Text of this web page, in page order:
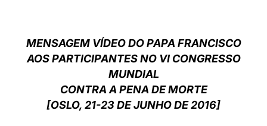
中文
MENSAGEM VÍDEO DO PAPA FRANCISCO
AOS PARTICIPANTES NO VI CONGRESSO
MUNDIAL
CONTRA A PENA DE MORTE
[OSLO, 21-23 DE JUNHO DE 2016]